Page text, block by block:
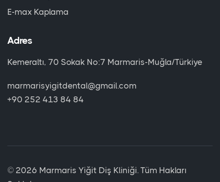
E-max Kaplama
Adres
Kemeraltı, 70 Sokak No:7 Marmaris-Muğla/Türkiye
marmarisyigitdental@gmail.com
+90 252 413 84 84
© 2026 Marmaris Yiğit Diş Kliniği. Tüm Hakları